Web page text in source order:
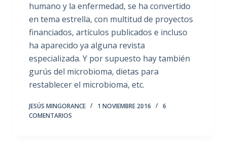
humano y la enfermedad, se ha convertido
en tema estrella, con multitud de proyectos
financiados, artículos publicados e incluso
ha aparecido ya alguna revista
especializada. Y por supuesto hay también
gurús del microbioma, dietas para
restablecer el microbioma, etc.
JESÚS MINGORANCE 1 NOVIEMBRE 2016
6
COMENTARIOS